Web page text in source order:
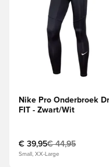
Nike Pro Onderbroek
FIT - Zwart/Wit
€ 39,95€ 44,95
Small, XX-Large